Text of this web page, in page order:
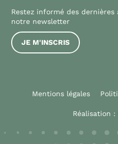
Restez informé des dernières
notre newsletter
JE M'INSCRIS
Mentions légales
Réalisation :